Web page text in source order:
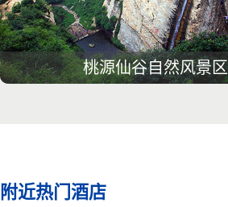
桃源仙谷自然风景区
附近热门酒店